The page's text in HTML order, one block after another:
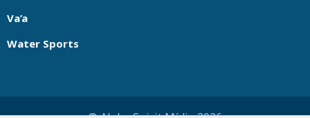
Va’a
Water Sports